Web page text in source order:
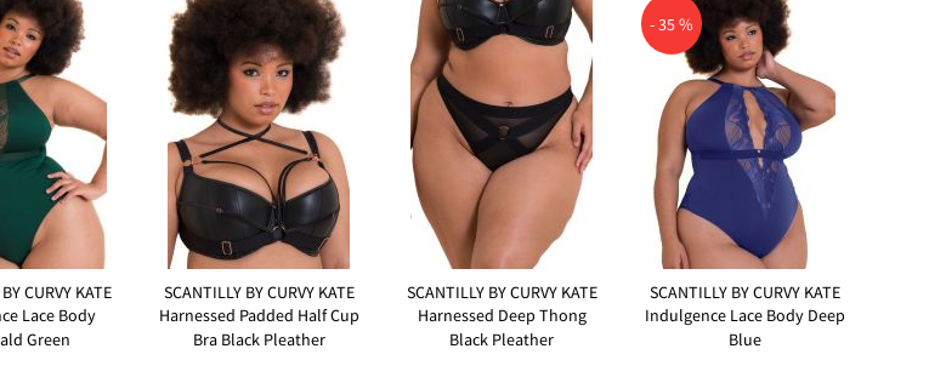
CURVY KATE
Lace Body
Green
SCANTILLY BY CURVY KATE
Harnessed Padded Half Cup
Bra Black Pleather
SCANTILLY BY CURVY KATE
Harnessed Deep Thong
Black Pleather
- 35 %
SCANTILLY BY CURVY KATE
Indulgence Lace Body Deep
Blue